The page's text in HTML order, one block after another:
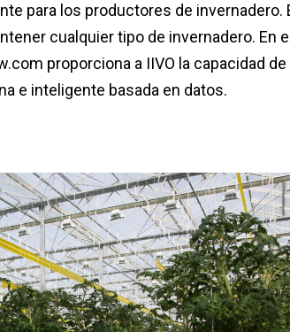
para los productores de invernadero.
cualquier tipo de invernadero. En
proporciona a IIVO la capacidad
e inteligente basada en datos.